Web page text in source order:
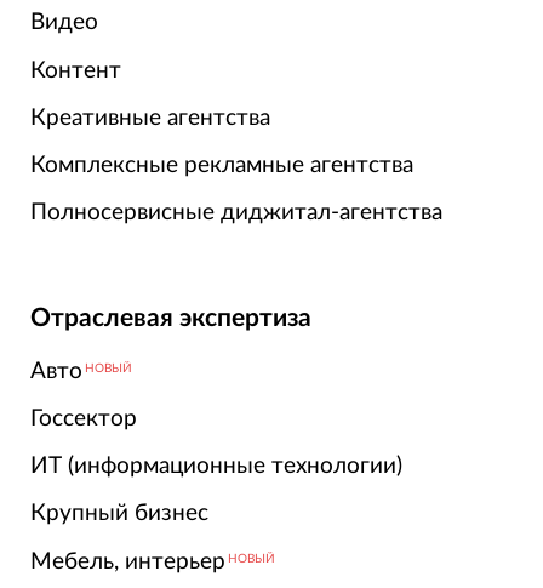
Видео
Контент
Креативные агентства
Комплексные рекламные агентства
Полносервисные диджитал-агентства
Отраслевая экспертиза
Авто НОВЫЙ
Госсектор
ИТ (информационные технологии)
Крупный бизнес
Мебель, интерьер НОВЫЙ